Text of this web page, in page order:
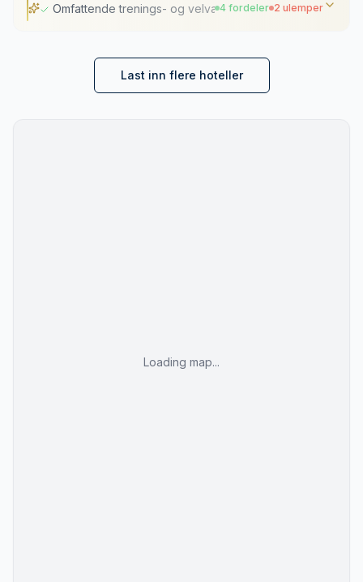
Omfattende trenings- og velværesenter på nær 2000
4 fordeler 2 ulemper
Residenser med velutstyrte kjøkkenløsninger
Last inn flere hoteller
Loading map...